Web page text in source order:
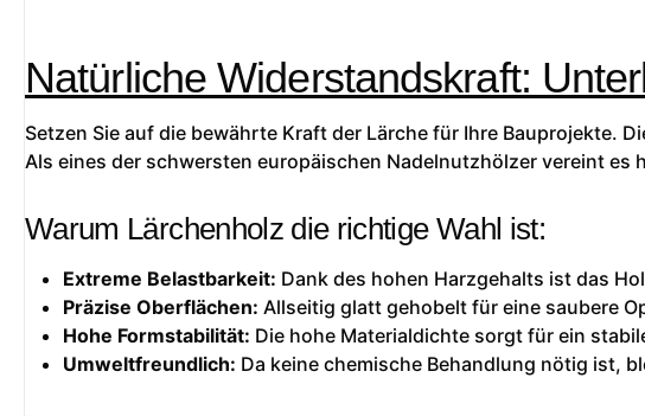
Natürliche Widerstandskraft:
Setzen Sie auf die bewährte Kraft der Lärche für Ihre Bauprojekte.
Als eines der schwersten europäischen Nadelnutzhölzer vereint
Warum Lärchenholz die richtige Wahl ist:
Extreme Belastbarkeit: Dank des hohen Harzgehalts ist das
Präzise Oberflächen: Allseitig glatt gehobelt für eine saubere
Hohe Formstabilität: Die hohe Materialdichte sorgt für ein
Umweltfreundlich: Da keine chemische Behandlung nötig ist,